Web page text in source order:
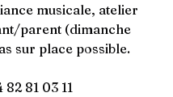
musicale, atelier
parent (dimanche
sur place possible.
82 81 03 11